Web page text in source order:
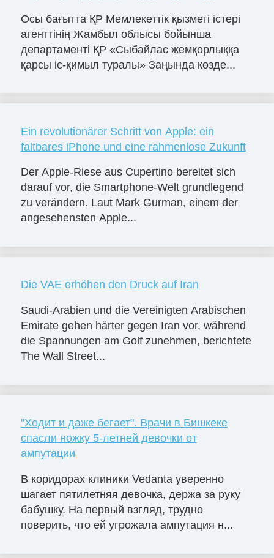
Осы бағытта ҚР Мемлекеттік қызметі істері
агенттінің Жамбыл облысы бойынша
департаменті ҚР «Сыбайлас жемқорлыққа
қарсы іс-қимыл туралы» Заңында көзде...
Ein revolutionärer Schritt von Apple: ein
faltbares iPhone und eine rahmenlose Zukunft
Der Apple-Riese aus Cupertino bereitet sich
darauf vor, die Smartphone-Welt grundlegend
zu verändern. Laut Mark Gurman, einem der
angesehensten Apple...
Die VAE erhöhen den Druck auf Iran
Saudi-Arabien und die Vereinigten Arabischen
Emirate gehen härter gegen Iran vor, während
die Spannungen am Golf zunehmen, berichtete
The Wall Street...
"Ходит и даже бегает". Врачи в Бишкеке
спасли ножку 5-летней девочки от
ампутации
В коридорах клиники Vedanta уверенно
шагает пятилетняя девочка, держа за руку
бабушку. На первый взгляд, трудно
поверить, что ей угрожала ампутация н...